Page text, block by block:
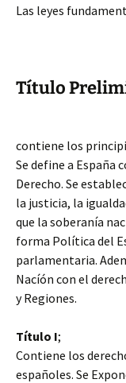
Las leyes
Título
contiene los
Se define a España
Derecho. Se
la justicia, la
que la soberanía
forma Política del
parlamentaria.
Nacíón con el
y Regiones.
Título I;
Contiene los
españoles. Se